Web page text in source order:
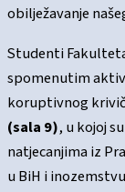
obilježavanje
Studenti
spomenutim
koruptivnog
(sala 9), u kojoj
natjecanjima iz
u BiH i